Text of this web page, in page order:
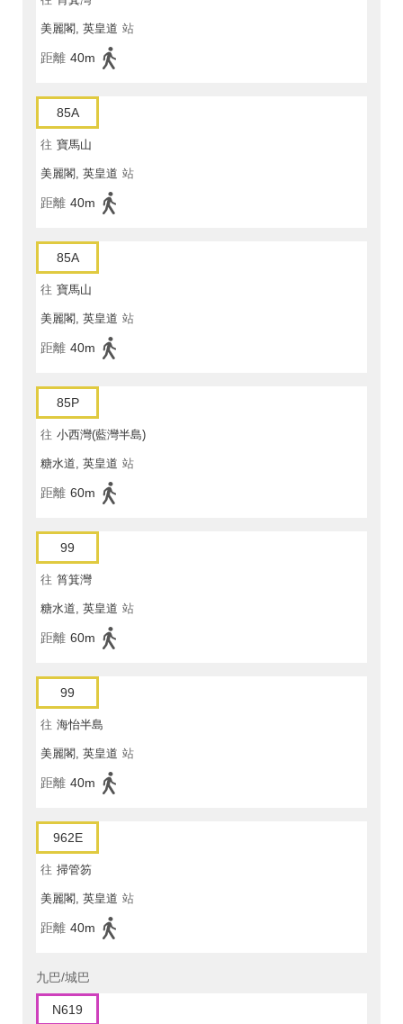
美麗閣, 英皇道 站
距離 40m
85A
往 寶馬山
美麗閣, 英皇道 站
距離 40m
85A
往 寶馬山
美麗閣, 英皇道 站
距離 40m
85P
往 小西灣(藍灣半島)
糖水道, 英皇道 站
距離 60m
99
往 筲箕灣
糖水道, 英皇道 站
距離 60m
99
往 海怡半島
美麗閣, 英皇道 站
距離 40m
962E
往 掃管笏
美麗閣, 英皇道 站
距離 40m
九巴/城巴
N619